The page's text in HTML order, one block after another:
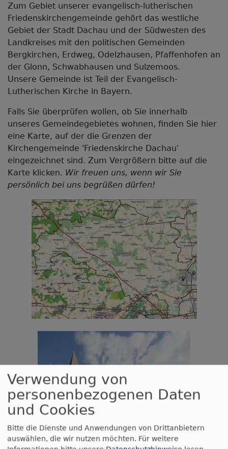
Zum Gebiet unserer evangelisch-lutherischen
Friedenskirchengemeinde gehört das westliche
Gebiet der Stadt Dachau und der Südwesten des
Landkreises mit den politischen Gemeinden
Bergkirchen, Erdweg, Odelzhausen, Pfaffenhofen an
der Glonn, Schwabhausen und Sulzemoos.
Unsere Gemeinde ist Teil der Evangelisch-
Lutherischen Kirche in Bayern.
Falls Sie überprüfen wollen, ob Sie innerhalb
unseres Gemeindegebietes wohnen, finden Sie hier
eine Karte, auf der die Grenzen der
Kirchengemeinde 'Friedenskirche Dachau'
eingezeichnet sind. Zum Vergrößern bitte auf die
Karte klicken. Wir freuen uns, wenn wir Sie
persönlich bei uns begrüßen dürfen!
Verwendung von
personenbezogenen Daten
und Cookies
Bitte die Dienste und Anwendungen von Drittanbietern
auswählen, die wir nutzen möchten. Für weitere